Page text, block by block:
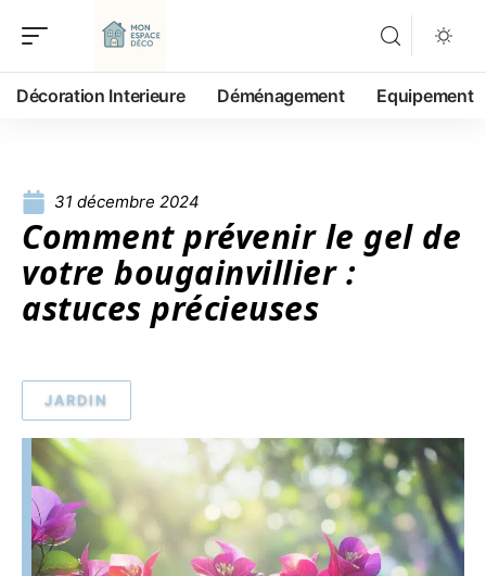
Décoration Interieure Déménagement Equipement
31 décembre 2024
Comment prévenir le gel de
votre bougainvillier :
astuces précieuses
JARDIN